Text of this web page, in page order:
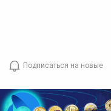
Подписаться на новые